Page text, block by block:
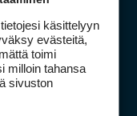
käsittelyyn
evästeitä,
toimi
milloin tahansa
sivuston